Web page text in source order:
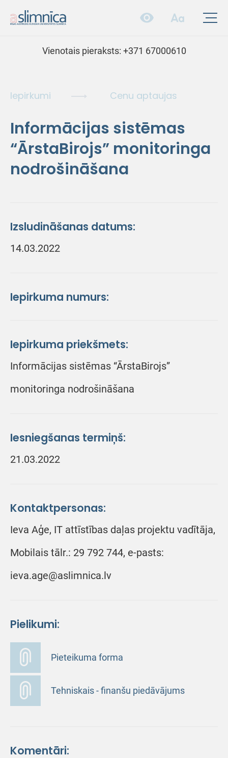
Vienotais pieraksts: +371 67000610
Iepirkumi Cenu aptaujas
Informācijas sistēmas
“ĀrstaBirojs” monitoringa
nodrošināšana
Izsludināšanas datums:
14.03.2022
Iepirkuma numurs:
Iepirkuma priekšmets:
Informācijas sistēmas “ĀrstaBirojs”
monitoringa nodrošināšana
Iesniegšanas termiņš:
21.03.2022
Kontaktpersonas:
Ieva Aģe, IT attīstības daļas projektu vadītāja,
Mobilais tālr.: 29 792 744, e-pasts:
ieva.age@aslimnica.lv
Pielikumi:
Pieteikuma forma
Tehniskais - finanšu piedāvājums
Komentāri: